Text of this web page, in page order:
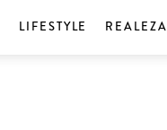
LIFESTYLE REALEZA